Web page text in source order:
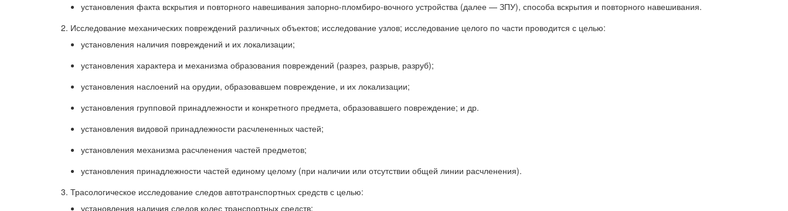
установления факта вскрытия и повторного навешивания запорно-пломбиро-вочного устройства (далее — ЗПУ), способа вскрытия и повторного навешивания.
Исследование механических повреждений различных объектов; исследование узлов; исследование целого по части проводится с целью:
установления наличия повреждений и их локализации;
установления характера и механизма образования повреждений (разрез, разрыв, разруб);
установления наслоений на орудии, образовавшем повреждение, и их локализации;
установления групповой принадлежности и конкретного предмета, образовавшего повреждение; и др.
установления видовой принадлежности расчлененных частей;
установления механизма расчленения частей предметов;
установления принадлежности частей единому целому (при наличии или отсутствии общей линии расчленения).
Трасологическое исследование следов автотранспортных средств с целью:
установления наличия следов колес транспортных средств;